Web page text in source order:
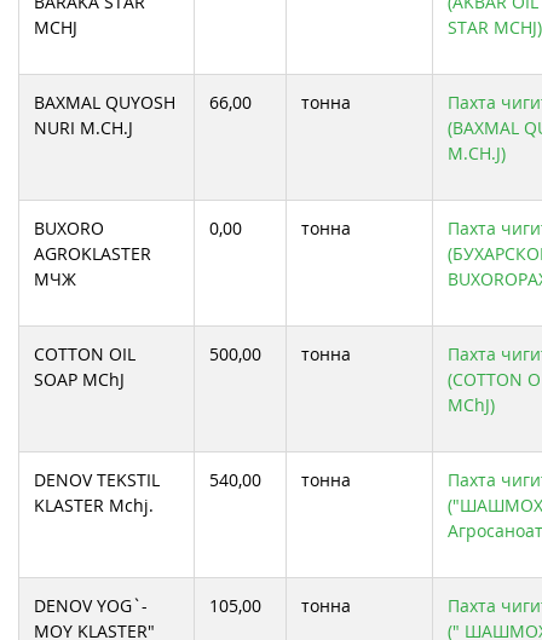
MCHJ
STAR MCHJ)
BAXMAL QUYOSH
NURI M.CH.J
66,00 тонна
Пахта
(BAXMAL
M.CH.J)
BUXORO
AGROKLASTER
МЧЖ
0,00 тонна
Пахта
COTTON OIL
SOAP MChJ
500,00 тонна
Пахта
(COTTON
MChJ)
DENOV TEKSTIL
KLASTER Mchj.
540,00 тонна
Пахта
DENOV YOG`-
MOY KLASTER"
105,00 тонна
Пахта
("